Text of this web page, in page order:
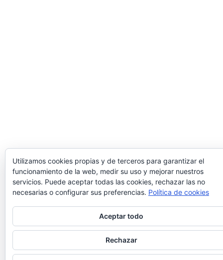
Utilizamos cookies propias y de terceros para garantizar el
funcionamiento de la web, medir su uso y mejorar nuestros
servicios. Puede aceptar todas las cookies, rechazar las no
necesarias o configurar sus preferencias. Política de cookies
Aceptar todo
Rechazar
Para obtener más información, incluido cómo gestionar las cookies,